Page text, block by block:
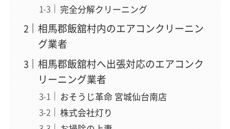
完全分解クリーニング
相馬郡飯舘村内のエアコンクリーニン
グ業者
相馬郡飯舘村へ出張対応のエアコンク
リーニング業者
おそうじ革命 宮城仙台南店
株式会社灯り